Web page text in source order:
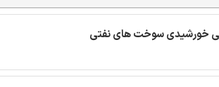
خورشیدی سوخت های نفتی